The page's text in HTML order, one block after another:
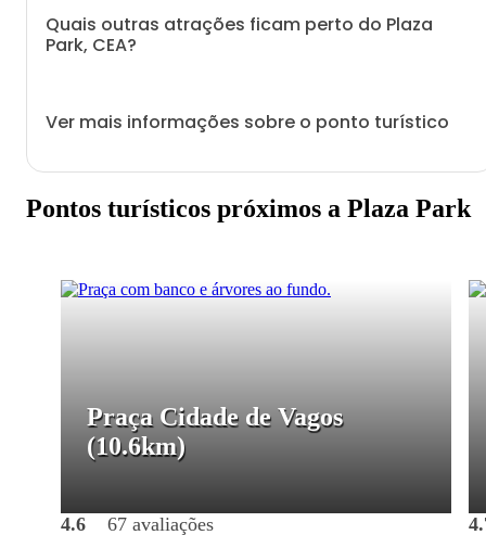
Quais outras atrações ficam perto do Plaza
Park, CEA?
Ver mais informações sobre o ponto turístico
Pontos turísticos próximos a Plaza Park
Praça Cidade de Vagos
(10.6km)
4.6 67 avaliações